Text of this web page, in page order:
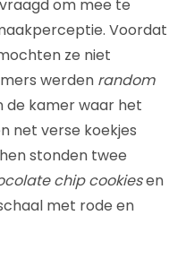
om mee te
Voordat
ze niet
werden random
de kamer waar het
net verse koekjes
stonden twee
chip cookiesen
met rode en